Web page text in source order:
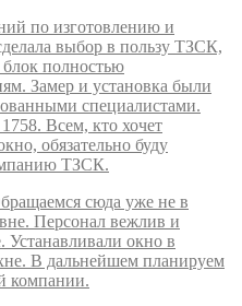
по изготовлению и
выбор в пользу ТЗСК,
полностью
Замер и установка были
специалистами.
Всем, кто хочет
обязательно буду
ТЗСК.
сюда уже не в
Персонал вежлив и
Устанавливали окно в
В дальнейшем планируем
компании.